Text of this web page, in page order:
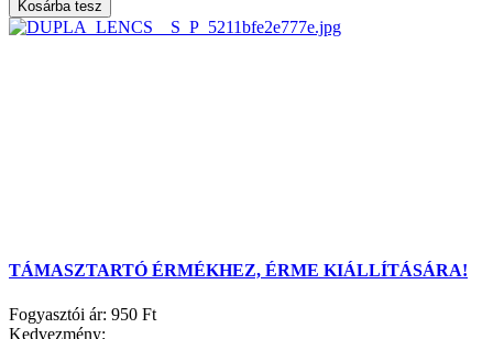
TÁMASZTARTÓ ÉRMÉKHEZ, ÉRME KIÁLLÍTÁSÁRA!
Fogyasztói ár: 950 Ft
Kedvezmény: